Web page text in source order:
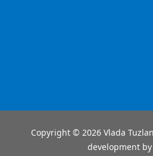
Copyright © 2026 Vlada
development by